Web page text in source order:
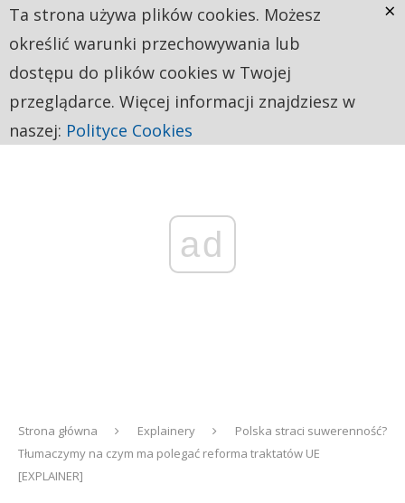
ad
Strona główna Explainery
Polska straci suwerenność?
Tłumaczymy na czym ma polegać reforma traktatów UE
[EXPLAINER]
Ta strona używa plików cookies. Możesz
określić warunki przechowywania lub
dostępu do plików cookies w Twojej
przeglądarce. Więcej informacji znajdziesz w
naszej: Polityce Cookies
×